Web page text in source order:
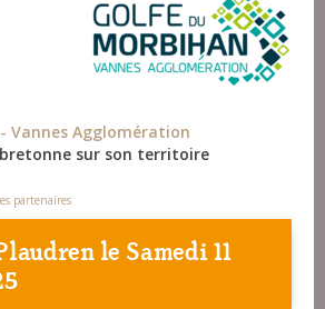
Vannes Agglomération
sur son territoire
partenaires
le Samedi 11